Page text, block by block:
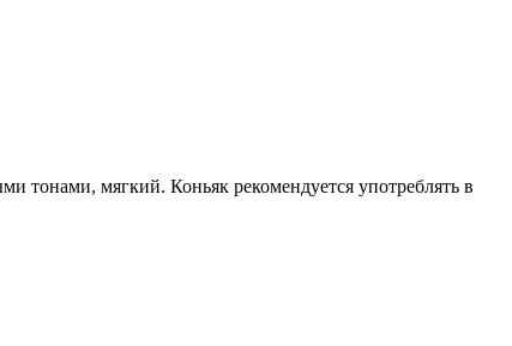
тонами, мягкий. Коньяк рекомендуется употреблять в